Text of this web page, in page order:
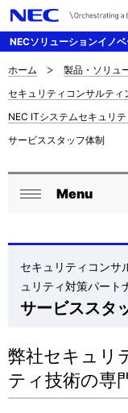
NECソリューションイノベ
ナ
ビ
ゲ
シ
サ
イ
ト
の
位
置
ホーム
製品・ソリュ
セキュリティコンサルティ
NEC ITシステムセキュリ
サービススタッフ体制
ロ
カ
ル
ビ
ゲ
Menu
サービススタ
セキュリティコンサ
ュリティ対策パート
弊社セキュリ
ティ技術の専